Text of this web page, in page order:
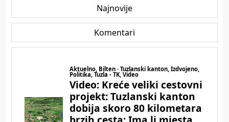
Najnovije
Komentari